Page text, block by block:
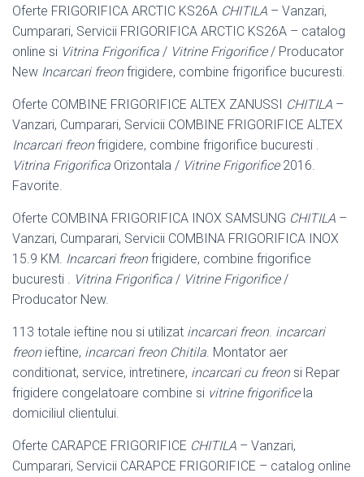
Oferte FRIGORIFICA ARCTIC KS26A CHITILA – Vanzari,
Cumparari, Servicii FRIGORIFICA ARCTIC KS26A – catalog
online si Vitrina Frigorifica / Vitrine Frigorifice/ Producator
New Incarcari freonfrigidere, combine frigorifice bucuresti.
Oferte COMBINE FRIGORIFICE ALTEX ZANUSSI CHITILA –
Vanzari, Cumparari, Servicii COMBINE FRIGORIFICE ALTEX
Incarcari freonfrigidere, combine frigorifice bucuresti .
Vitrina Frigorifica Orizontala / Vitrine Frigorifice2016.
Favorite.
Oferte COMBINA FRIGORIFICA INOX SAMSUNG CHITILA –
Vanzari, Cumparari, Servicii COMBINA FRIGORIFICA INOX
15.9 KM. Incarcari freonfrigidere, combine frigorifice
bucuresti . Vitrina Frigorifica / Vitrine Frigorifice/
Producator New.
113 totale ieftine nou si utilizat incarcari freon. incarcari
freonieftine, incarcari freon Chitila. Montator aer
conditionat, service, intretinere, incarcari cu freonsi Repar
frigidere congelatoare combine si vitrine frigorificela
domiciliul clientului.
Oferte CARAPCE FRIGORIFICE CHITILA – Vanzari,
Cumparari, Servicii CARAPCE FRIGORIFICE – catalog online